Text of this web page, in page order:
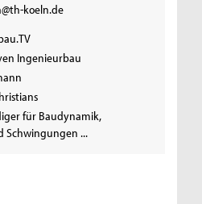
koeln.de
Ingenieurbau
für Baudynamik,
Schwingungen ...